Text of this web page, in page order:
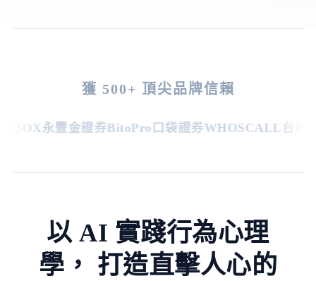
獲 500+ 頂尖品牌信賴
永豐金證券BitoPro口袋證券WHOSCALL台灣虎
以 AI 實踐行為心理
學， 打造直擊人心的